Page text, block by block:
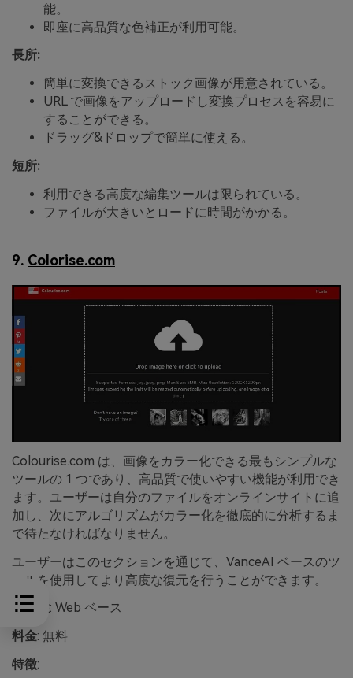
能。
即座に高品質な色補正が利用可能。
長所:
簡単に変換できるストック画像が用意されている。
URL で画像をアップロードし変換プロセスを容易に
することができる。
ドラッグ&ドロップで簡単に使える。
短所:
利用できる高度な編集ツールは限られている。
ファイルが大きいとロードに時間がかかる。
9. Colorise.com
Colourise.com は、画像をカラー化できる最もシンプルな
ツールの 1 つであり、高品質で使いやすい機能が利用でき
ます。ユーザーは自分のファイルをオンラインサイトに追
加し、次にアルゴリズムがカラー化を徹底的に分析するま
で待たなければなりません。
ユーザーはこのセクションを通じて、VanceAI ベースのツ
ールを使用してより高度な復元を行うことができます。
互換性: Web ベース
料金: 無料
特徴: